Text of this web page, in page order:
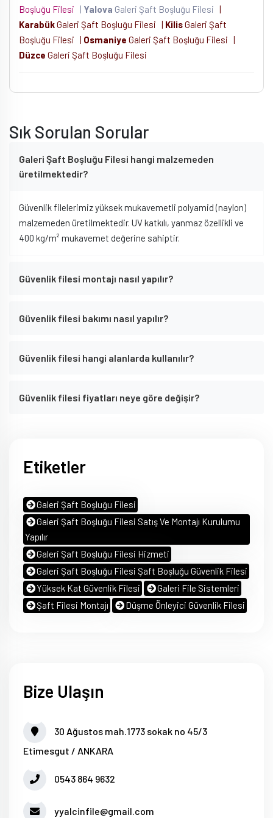
Boşluğu Filesi | Yalova Galeri Şaft Boşluğu Filesi |
KarabükGaleri Şaft Boşluğu Filesi | KilisGaleri Şaft
Boşluğu Filesi | Osmaniye Galeri Şaft Boşluğu Filesi |
Düzce Galeri Şaft Boşluğu Filesi
Sık Sorulan Sorular
Galeri Şaft Boşluğu Filesi hangi malzemeden
üretilmektedir?
Güvenlik filelerimiz yüksek mukavemetli polyamid (naylon)
malzemeden üretilmektedir. UV katkılı, yanmaz özellikli ve
400 kg/m² mukavemet değerine sahiptir.
Güvenlik filesi montajı nasıl yapılır?
Güvenlik filesi bakımı nasıl yapılır?
Güvenlik filesi hangi alanlarda kullanılır?
Güvenlik filesi fiyatları neye göre değişir?
Etiketler
Galeri Şaft Boşluğu Filesi
Galeri Şaft Boşluğu Filesi Satış Ve Montajı Kurulumu
Yapılır
Galeri Şaft Boşluğu Filesi Hizmeti
Galeri Şaft Boşluğu Filesi Şaft Boşluğu Güvenlik Filesi
Yüksek Kat Güvenlik Filesi
Galeri File Sistemleri
Şaft Filesi Montajı
Düşme Önleyici Güvenlik Filesi
Bize Ulaşın
30 Ağustos mah.1773 sokak no 45/3
Etimesgut / ANKARA
0543 864 9632
yyalcinfile@gmail.com